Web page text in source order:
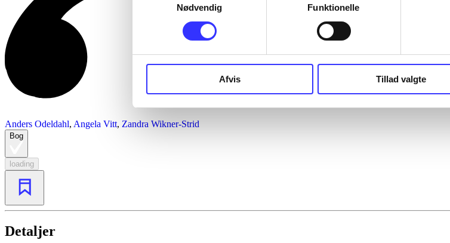
Nødvendig
Funktionelle
Afvis Tillad valgte
Anders Odeldahl, Angela Vitt, Zandra Wikner-Strid
Bog
loading
Detaljer